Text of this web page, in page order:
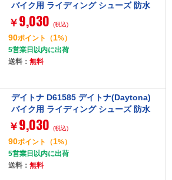
バイク用 ライディング シューズ 防水
ハイカット リール D-WPライディング
シューズ DS-501 ソリッドホワイト 23.
5cm 61583
￥ 9,030 (税込)
90ポイント （1%）
5営業日以内に出荷
送料： 無料
デイトナ D61585 デイトナ(Daytona)
バイク用 ライディング シューズ 防水
ハイカット リール D-WPライディング
シューズ DS-501 ソリッドホワイト 24.
0cm 61585
￥ 9,030 (税込)
90ポイント （1%）
5営業日以内に出荷
送料： 無料